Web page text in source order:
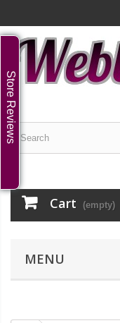
Cart (empty)
MENU
Store Reviews